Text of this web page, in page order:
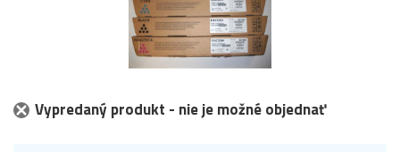
Vypredaný produkt - nie je možné objednať